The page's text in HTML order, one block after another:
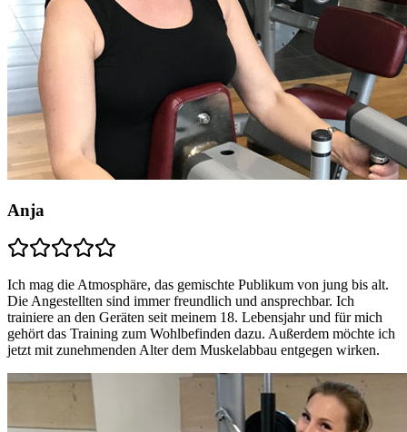
Anja
Ich mag die Atmosphäre, das gemischte Publikum von jung bis alt.
Die Angestellten sind immer freundlich und ansprechbar. Ich
trainiere an den Geräten seit meinem 18. Lebensjahr und für mich
gehört das Training zum Wohlbefinden dazu. Außerdem möchte ich
jetzt mit zunehmenden Alter dem Muskelabbau entgegen wirken.